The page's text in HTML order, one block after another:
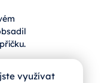
využívat